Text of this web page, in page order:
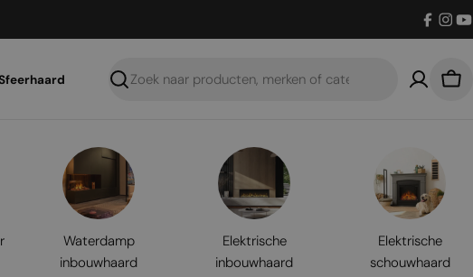
Zoeken
Waterdamp
inbouwhaard
Elektrische
inbouwhaard
Elektrische
schouwhaard